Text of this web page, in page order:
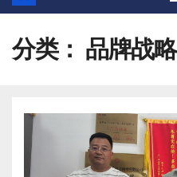
分类： 品牌战略